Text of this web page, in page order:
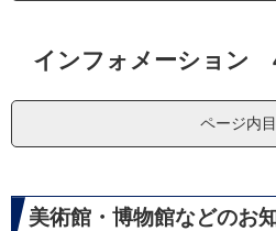
インフォメーション
ページ内
美術館・博物館などのお